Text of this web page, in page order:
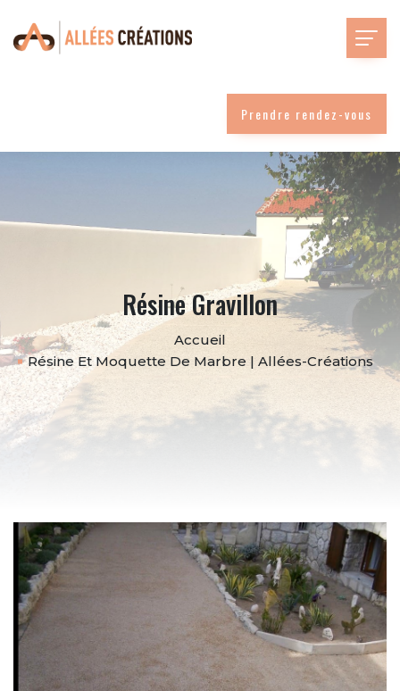
Prendre rendez-vous
Résine Gravillon
Accueil
Résine Et Moquette De Marbre | Allées-Créations